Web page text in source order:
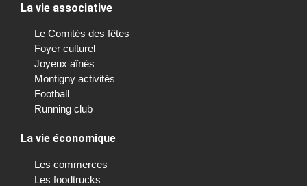
La vie associative
Le Comités des fêtes
Foyer culturel
Joyeux aînés
Montigny activités
Football
Running club
La vie économique
Les commerces
Les foodtrucks